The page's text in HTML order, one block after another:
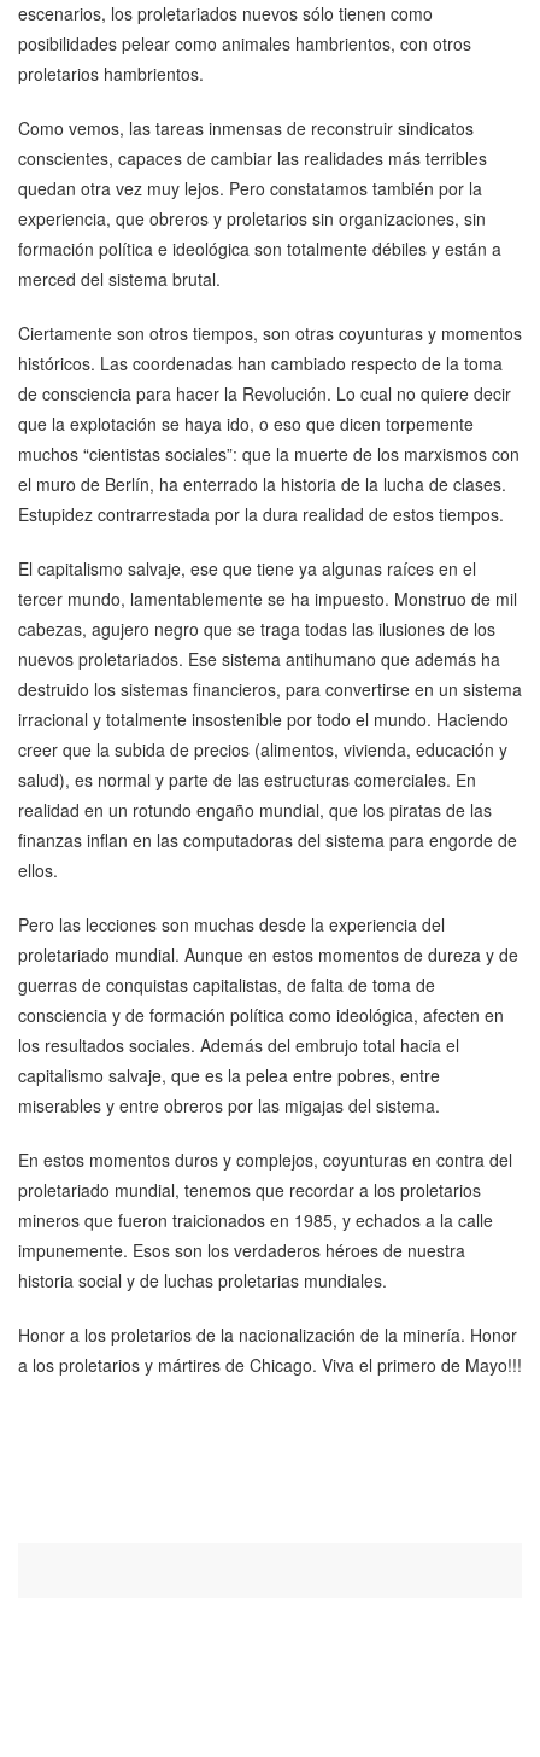
escenarios, los proletariados nuevos sólo tienen como
posibilidades pelear como animales hambrientos, con otros
proletarios hambrientos.
Como vemos, las tareas inmensas de reconstruir sindicatos
conscientes, capaces de cambiar las realidades más terribles
quedan otra vez muy lejos. Pero constatamos también por la
experiencia, que obreros y proletarios sin organizaciones, sin
formación política e ideológica son totalmente débiles y están a
merced del sistema brutal.
Ciertamente son otros tiempos, son otras coyunturas y momentos
históricos. Las coordenadas han cambiado respecto de la toma
de consciencia para hacer la Revolución. Lo cual no quiere decir
que la explotación se haya ido, o eso que dicen torpemente
muchos “cientistas sociales”: que la muerte de los marxismos con
el muro de Berlín, ha enterrado la historia de la lucha de clases.
Estupidez contrarrestada por la dura realidad de estos tiempos.
El capitalismo salvaje, ese que tiene ya algunas raíces en el
tercer mundo, lamentablemente se ha impuesto. Monstruo de mil
cabezas, agujero negro que se traga todas las ilusiones de los
nuevos proletariados. Ese sistema antihumano que además ha
destruido los sistemas financieros, para convertirse en un sistema
irracional y totalmente insostenible por todo el mundo. Haciendo
creer que la subida de precios (alimentos, vivienda, educación y
salud), es normal y parte de las estructuras comerciales. En
realidad en un rotundo engaño mundial, que los piratas de las
finanzas inflan en las computadoras del sistema para engorde de
ellos.
Pero las lecciones son muchas desde la experiencia del
proletariado mundial. Aunque en estos momentos de dureza y de
guerras de conquistas capitalistas, de falta de toma de
consciencia y de formación política como ideológica, afecten en
los resultados sociales. Además del embrujo total hacia el
capitalismo salvaje, que es la pelea entre pobres, entre
miserables y entre obreros por las migajas del sistema.
En estos momentos duros y complejos, coyunturas en contra del
proletariado mundial, tenemos que recordar a los proletarios
mineros que fueron traicionados en 1985, y echados a la calle
impunemente. Esos son los verdaderos héroes de nuestra
historia social y de luchas proletarias mundiales.
Honor a los proletarios de la nacionalización de la minería. Honor
a los proletarios y mártires de Chicago. Viva el primero de Mayo!!!